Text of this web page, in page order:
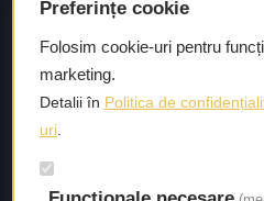
Consultanță și
Consultanță și asistență
potrivite și efectuarea
Livrare rapidă
Preferințe cookie
Folosim cookie-uri pentru
marketing.
Detalii în Politica de
uri.